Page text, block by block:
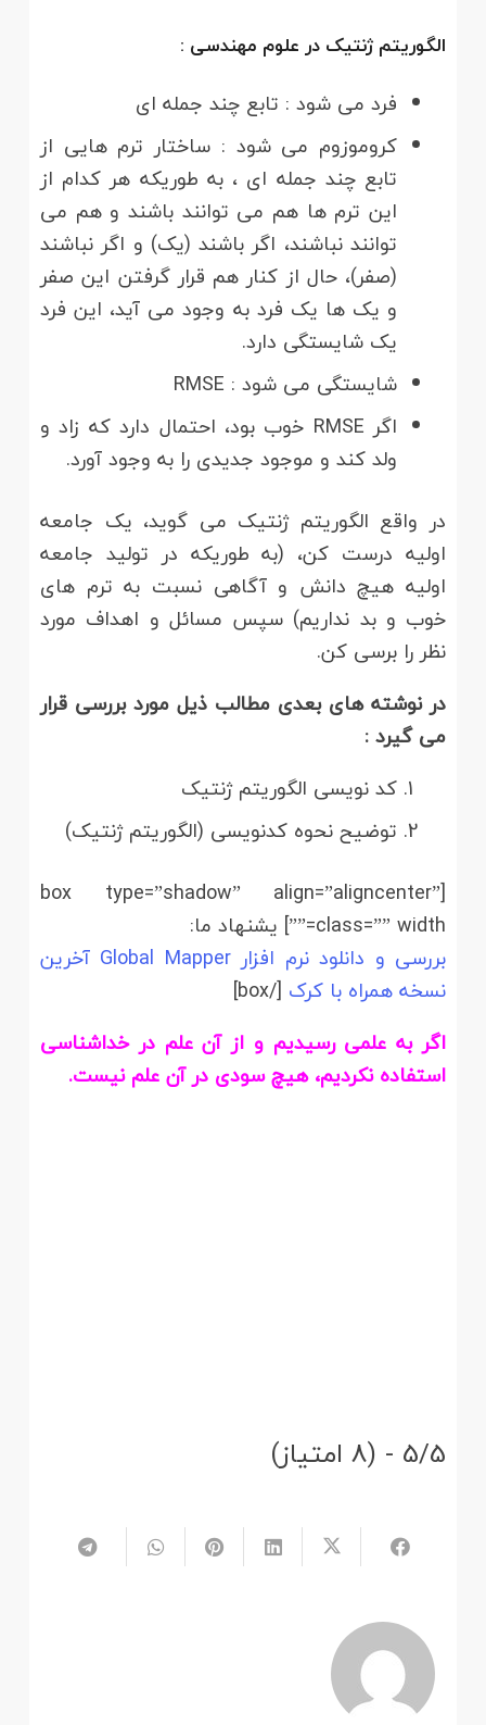
الگوریتم ژنتیک در علوم مهندسی :
فرد می شود : تابع چند جمله ای
کروموزوم می شود : ساختار ترم هایی از
تابع چند جمله ای ، به طوریکه هر کدام از
این ترم ها هم می توانند باشند و هم می
توانند نباشند، اگر باشند (یک) و اگر نباشند
(صفر)، حال از کنار هم قرار گرفتن این صفر
و یک ها یک فرد به وجود می آید، این فرد
یک شایستگی دارد.
شایستگی می شود : RMSE
اگر RMSE خوب بود، احتمال دارد که زاد و
ولد کند و موجود جدیدی را به وجود آورد.
در واقع الگوریتم ژنتیک می گوید، یک جامعه
اولیه درست کن، (به طوریکه در تولید جامعه
اولیه هیچ دانش و آگاهی نسبت به ترم های
خوب و بد نداریم) سپس مسائل و اهداف مورد
نظر را برسی کن.
در نوشته های بعدی مطالب ذیل مورد بررسی قرار
می گیرد :
کد نویسی الگوریتم ژنتیک
توضیح نحوه کدنویسی (الگوریتم ژنتیک)
[box type=”shadow” align=”aligncenter”
class=”” width=””] یشنهاد ما:
بررسی و دانلود نرم افزار Global Mapper آخرین
نسخه همراه با کرک [/box]
اگر به علمی رسیدیم و از آن علم در خداشناسی
استفاده نکردیم، هیچ سودی در آن علم نیست.
5/5 - (8 امتیاز)